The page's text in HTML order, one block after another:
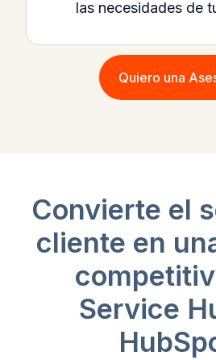
las necesidades de
Quiero una
Convierte el
cliente en
Service